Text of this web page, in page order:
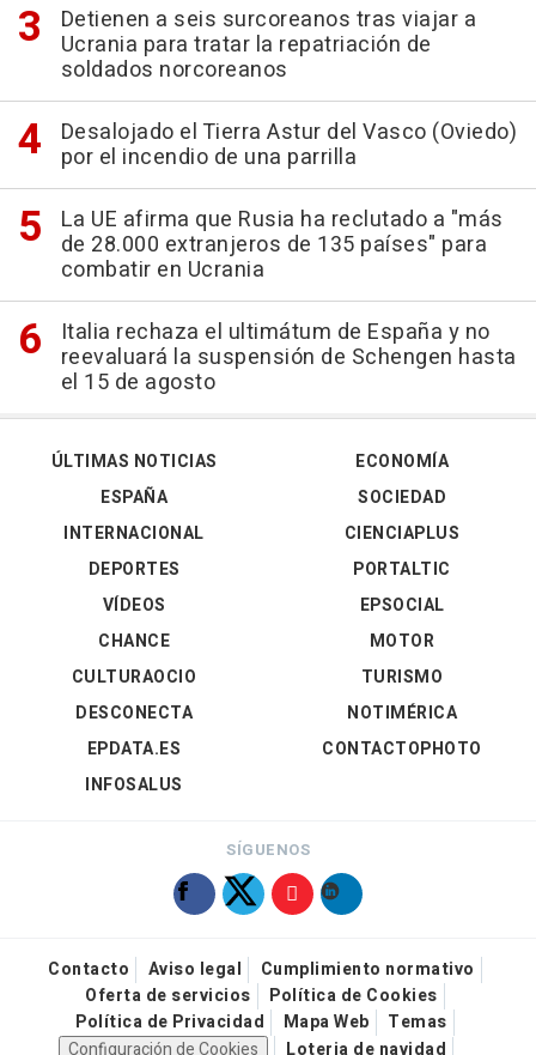
Detienen a seis surcoreanos tras viajar a
Ucrania para tratar la repatriación de
soldados norcoreanos
Desalojado el Tierra Astur del Vasco (Oviedo)
por el incendio de una parrilla
La UE afirma que Rusia ha reclutado a "más
de 28.000 extranjeros de 135 países" para
combatir en Ucrania
Italia rechaza el ultimátum de España y no
reevaluará la suspensión de Schengen hasta
el 15 de agosto
ÚLTIMAS NOTICIAS
ESPAÑA
INTERNACIONAL
DEPORTES
VÍDEOS
ECONOMÍA
SOCIEDAD
CIENCIAPLUS
PORTALTIC
EPSOCIAL
CHANCE
CULTURAOCIO
DESCONECTA
EPDATA.ES
INFOSALUS
MOTOR
TURISMO
NOTIMÉRICA
CONTACTOPHOTO
SÍGUENOS
Contacto Aviso legal
Cumplimiento normativo
Oferta de servicios
Política de Cookies
Política de Privacidad
Mapa Web
Temas
Configuración de Cookies
Loteria de navidad